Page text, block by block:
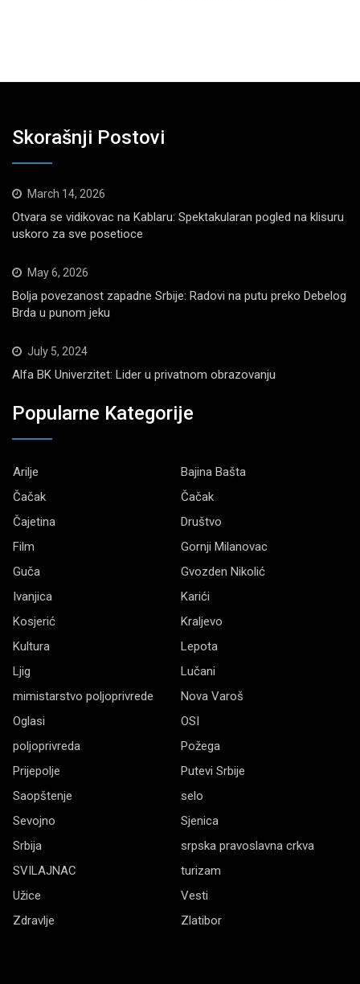
Skorašnji Postovi
March 14, 2026
Otvara se vidikovac na Kablaru: Spektakularan pogled na klisuru
uskoro za sve posetioce
May 6, 2026
Bolja povezanost zapadne Srbije: Radovi na putu preko Debelog
Brda u punom jeku
July 5, 2024
Alfa BK Univerzitet: Lider u privatnom obrazovanju
Popularne Kategorije
Arilje
Bajina Bašta
Čačak
Čačak
Čajetina
Društvo
Film
Gornji Milanovac
Guča
Gvozden Nikolić
Ivanjica
Karići
Kosjerić
Kraljevo
Kultura
Lepota
Ljig
Lučani
mimistarstvo poljoprivrede
Nova Varoš
Oglasi
OSI
poljoprivreda
Požega
Prijepolje
Putevi Srbije
Saopštenje
selo
Sevojno
Sjenica
Srbija
srpska pravoslavna crkva
SVILAJNAC
turizam
Užice
Vesti
Zdravlje
Zlatibor